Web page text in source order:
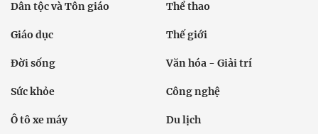
Dân tộc và Tôn giáo Thể thao
Giáo dục Thế giới
Đời sống Văn hóa - Giải trí
Sức khỏe Công nghệ
Ô tô xe máy Du lịch